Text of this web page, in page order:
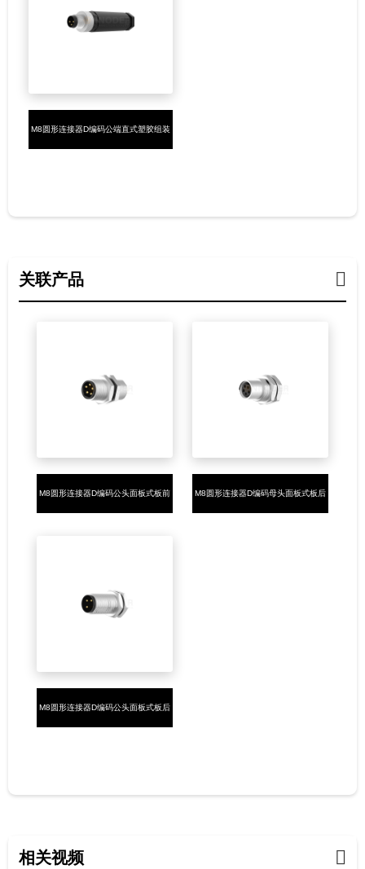
M8圆形连接器D编码公端直式塑胶组装
关联产品
M8圆形连接器D编码公头面板式板前 M8圆形连接器D编码母头面板式板后
M8圆形连接器D编码公头面板式板后
相关视频